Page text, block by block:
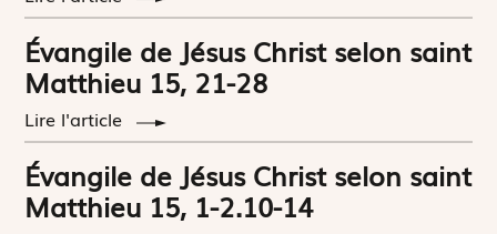
Évangile de Jésus Christ selon saint
Matthieu 15, 21-28
Lire l'article
Évangile de Jésus Christ selon saint
Matthieu 15, 1-2.10-14